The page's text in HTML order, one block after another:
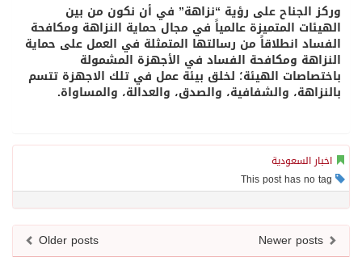
وركز الجناح على رؤية “نزاهة” في أن نكون من بين
الهيئات المتميزة عالمياً في مجال حماية النزاهة ومكافحة
الفساد انطلاقاً من رسالتها المتمثلة في العمل على حماية
النزاهة ومكافحة الفساد في الأجهزة المشمولة
باختصاصات الهيئة؛ لخلق بيئة عمل في تلك الاجهزة تتسم
بالنزاهة، والشفافية، والصدق، والعدالة، والمساواة.
اخبار السعودية
Older posts